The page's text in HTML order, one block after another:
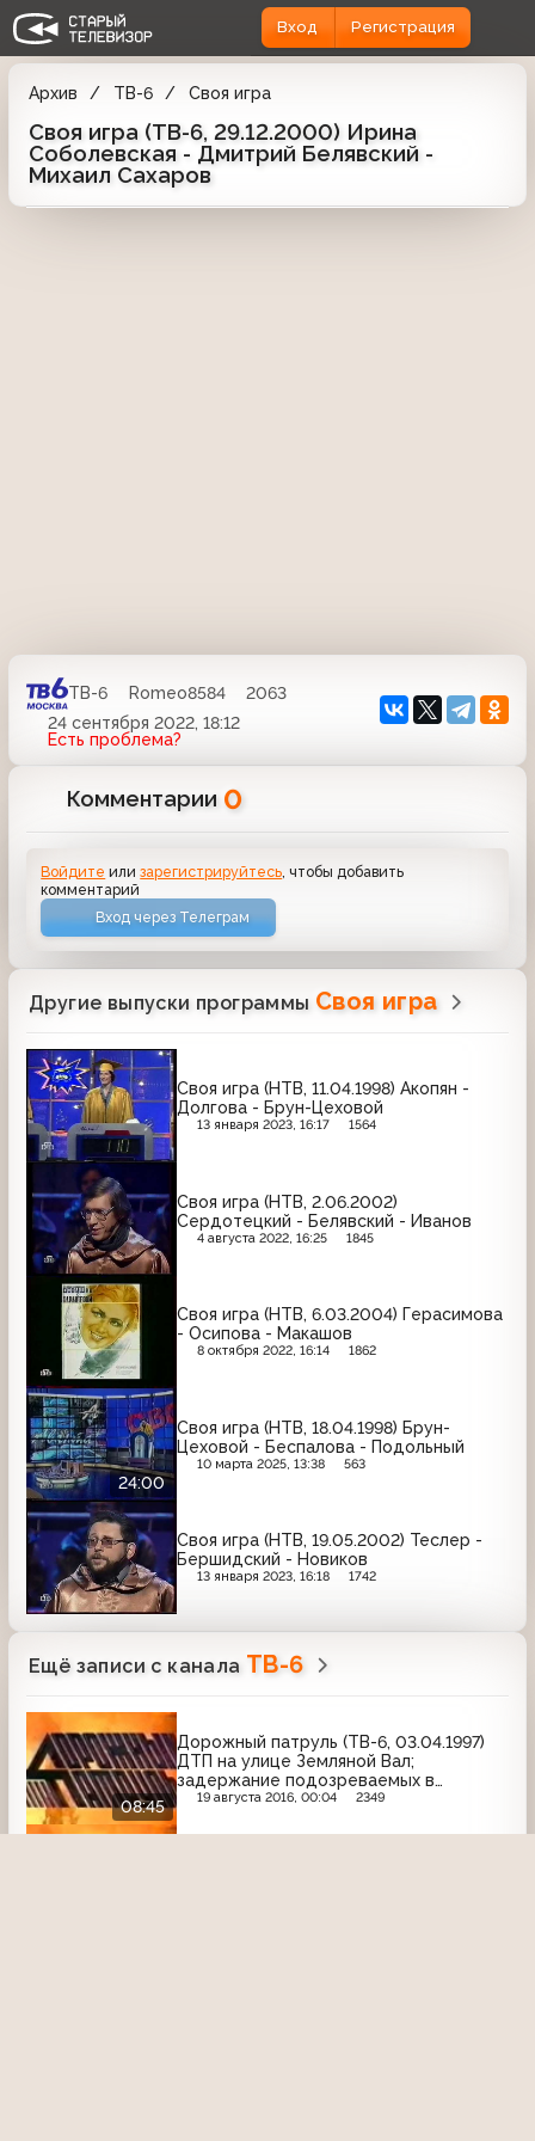
Вход Регистрация
Архив ТВ-6 Своя игра
Своя игра (ТВ-6, 29.12.2000) Ирина
Соболевская - Дмитрий Белявский -
Михаил Сахаров
ТВ-6 Romeo8584
2063
24 сентября 2022, 18:12
Есть проблема?
Комментарии 0
Войдите илизарегистрируйтесь , чтобы добавить
комментарий
Вход через Телеграм
Другие выпуски программы Своя игра
Своя игра (НТВ, 11.04.1998) Акопян -
Долгова - Брун-Цеховой
13 января 2023, 16:17 1564
Своя игра (НТВ, 2.06.2002)
Сердотецкий - Белявский - Иванов
4 августа 2022, 16:25 1845
Своя игра (НТВ, 6.03.2004) Герасимова
- Осипова - Макашов
8 октября 2022, 16:14 1862
24:00
Своя игра (НТВ, 18.04.1998) Брун-
Цеховой - Беспалова - Подольный
10 марта 2025, 13:38 563
Своя игра (НТВ, 19.05.2002) Теслер -
Бершидский - Новиков
13 января 2023, 16:18 1742
Ещё записи с канала ТВ-6
08:45
Дорожный патруль (ТВ-6, 03.04.1997)
ДТП на улице Земляной Вал;
задержание подозреваемых в
грабежах; труп мужчина на улце
19 августа 2016, 00:04 2349